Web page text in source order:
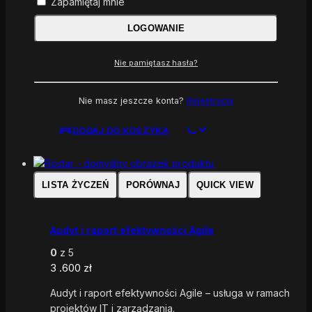
Analiza blokad i impedimentów
0z 5
Analiza blokad i impedimentów – usługa w ramach
projektów IT i zarządzania.
DODAJ DO KOSZYKA
LISTA ŻYCZEŃ PORÓWNAJ QUICK VIEW
Audyt i raport efektywności Agile
0 z 5
3 .600 zł
Audyt i raport efektywności Agile – usługa w ramach
projektów IT i zarządzania.
LOGOWANIE
Nie pamiętasz hasła?
Nie masz jeszcze konta? Rejestracja